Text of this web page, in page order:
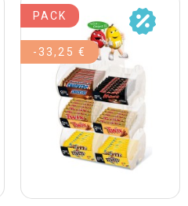
PACK
-33,25 €